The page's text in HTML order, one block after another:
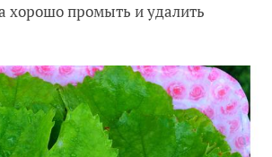
хорошо промыть и удалить